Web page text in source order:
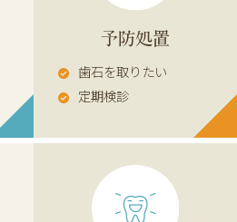
予防処置
歯石を取りたい
定期検診